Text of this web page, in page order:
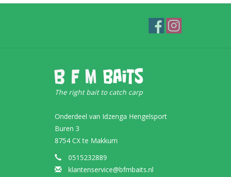
The right bait to catch carp
Onderdeel van Idzenga Hengelsport
Buren 3
8754 CX te Makkum
0515232889
klantenservice@bfmbaits.nl